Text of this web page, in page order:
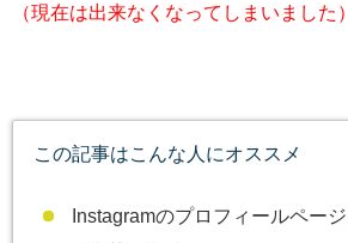
（現在は出来なくなってしまいました）
この記事はこんな人にオススメ
Instagramのプロフィールペー